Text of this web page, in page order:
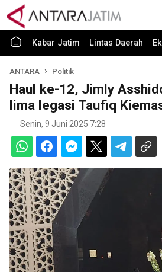
Kabar Jatim Lintas Daerah
ANTARA Politik
Haul ke-12, Jimly
lima legasi Taufiq
Senin, 9 Juni 2025 7:28